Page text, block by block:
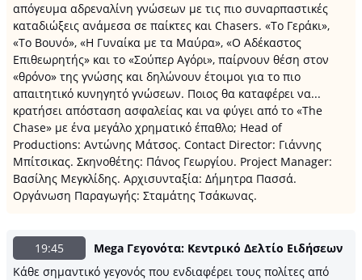
απόγευμα αδρεναλίνη γνώσεων με τις πιο συναρπαστικές
καταδιώξεις ανάμεσα σε παίκτες και Chasers. «Το Γεράκι»,
«Το Βουνό», «Η Γυναίκα με τα Μαύρα», «Ο Αδέκαστος
Επιθεωρητής» και το «Σούπερ Αγόρι», παίρνουν θέση στον
«θρόνο» της γνώσης και δηλώνουν έτοιμοι για το πιο
απαιτητικό κυνηγητό γνώσεων. Ποιος θα καταφέρει να...
κρατήσει απόσταση ασφαλείας και να φύγει από το «The
Chase» με ένα μεγάλο χρηματικό έπαθλο; Head of
Productions: Αντώνης Μάτσος. Contact Director: Γιάννης
Μπίτσικας. Σκηνοθέτης: Πάνος Γεωργίου. Project Manager:
Βασίλης Μεγκλίδης. Αρχισυνταξία: Δήμητρα Πασσά.
Οργάνωση Παραγωγής: Σταμάτης Τσάκωνας.
19:45
Mega Γεγονότα: Κεντρικό Δελτίο Ειδήσεων
Κάθε σημαντικό γεγονός που ενδιαφέρει τους πολίτες από